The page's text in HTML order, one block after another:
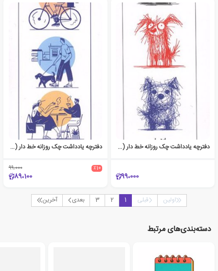
دفترچه یادداشت چک روزانه خط دار (کد 1747)
99،000
دفترچه یادداشت چک روزانه خط دار (کد 1746)
٪10 99،000
89،100
اولین قبلی 1
2
3 بعدی آخرین
دسته‌بندی‌های مرتبط